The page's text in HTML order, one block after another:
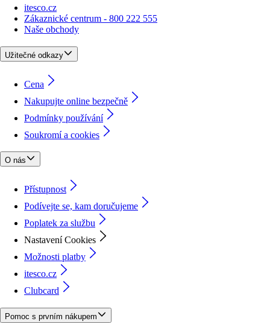
itesco.cz
Zákaznické centrum - 800 222 555
Naše obchody
Užitečné odkazy
Cena
Nakupujte online bezpečně
Podmínky používání
Soukromí a cookies
O nás
Přístupnost
Podívejte se, kam doručujeme
Poplatek za službu
Nastavení Cookies
Možnosti platby
itesco.cz
Clubcard
Pomoc s prvním nákupem